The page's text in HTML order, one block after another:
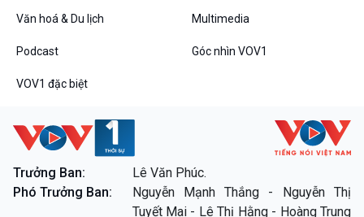
Văn hoá & Du lịch Multimedia
Podcast Góc nhìn VOV1
VOV1 đặc biệt
Trưởng Ban:
Lê Văn Phúc.
Phó Trưởng Ban:
Nguyễn Mạnh Thắng - Nguyễn Thị
Tuyết Mai - Lê Thị Hằng - Hoàng Trung